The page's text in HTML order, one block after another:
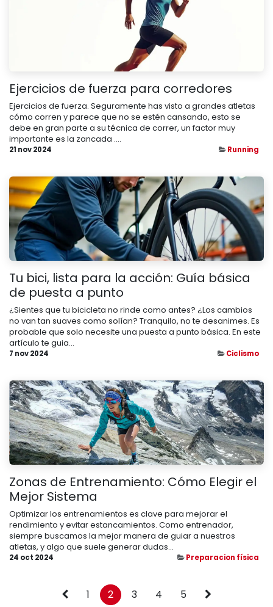
Ejercicios de fuerza para corredores
Ejercicios de fuerza. Seguramente has visto a grandes atletas
cómo corren y parece que no se estén cansando, esto se
debe en gran parte a su técnica de correr, un factor muy
importante es la zancada ....
21 nov 2024 Running
Tu bici, lista para la acción: Guía básica
de puesta a punto
¿Sientes que tu bicicleta no rinde como antes? ¿Los cambios
no van tan suaves como solían? Tranquilo, no te desanimes. Es
probable que solo necesite una puesta a punto básica. En este
artículo te guia...
7 nov 2024 Ciclismo
Zonas de Entrenamiento: Cómo Elegir el
Mejor Sistema
Optimizar los entrenamientos es clave para mejorar el
rendimiento y evitar estancamientos. Como entrenador,
siempre buscamos la mejor manera de guiar a nuestros
atletas, y algo que suele generar dudas...
24 oct 2024 Preparacion física
1 2 3 4 5